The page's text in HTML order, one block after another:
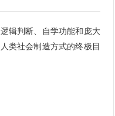
辑判断、自学功能和庞大
类社会制造方式的终极目